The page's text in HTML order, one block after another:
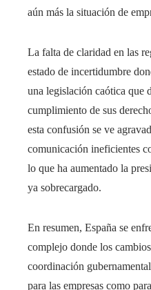
aún más la situación de
La falta de claridad en las
estado de incertidumbre
una legislación caótica que
cumplimiento de sus
esta confusión se ve
comunicación ineficientes
lo que ha aumentado la
ya sobrecargado.
En resumen, España se
complejo donde los
coordinación
para las empresas como